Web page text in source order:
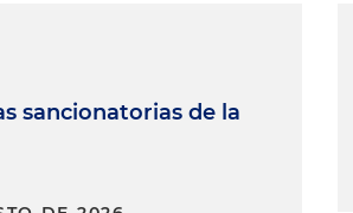
como siempre estar compartiendo
para conversar sobre estos
sancionatorias de la